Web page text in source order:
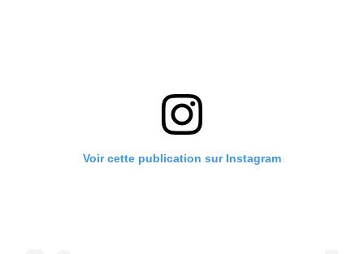
Voir cette publication sur Instagram